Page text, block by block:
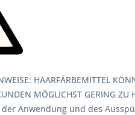
HAARFÄRBEMITTEL
MÖGLICHST GERING ZU
Anwendung und des